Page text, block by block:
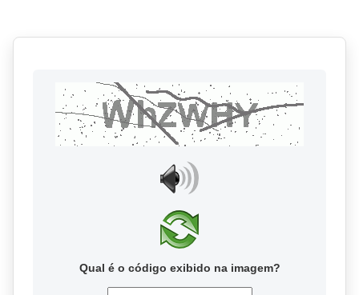
Qual é o código exibido na imagem?